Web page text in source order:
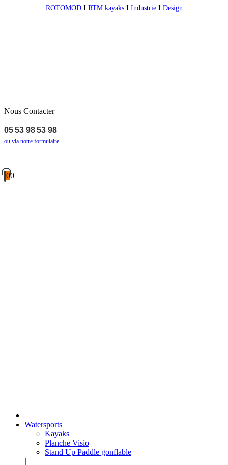
ROTOMODI RTM kayaksI IndustrieI Design
Nous Contacter
05 53 98 53 98
ou via notre formulaire
00
Watersports
Kayaks
Planche Visio
Stand Up Paddle gonflable